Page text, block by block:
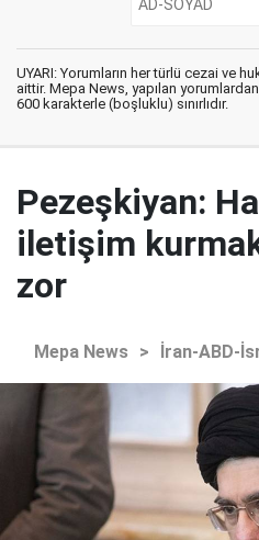
UYARI: Yorumların her türlü cezai ve
aittir. Mepa News, yapılan
600 karakterle (boşluklu) sınırlıdır.
Pezeşkiyan:
iletişim
zor
Mepa News > İran-ABD-